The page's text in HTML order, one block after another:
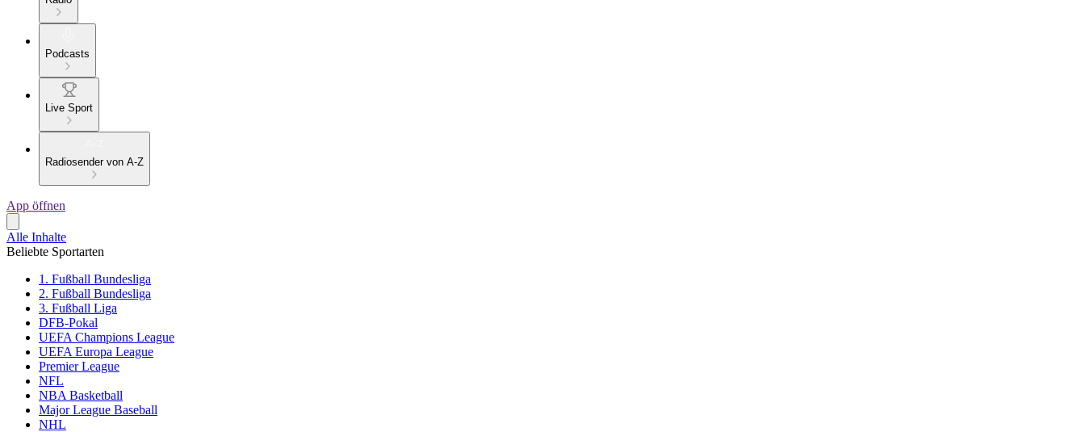
Podcasts
Live Sport
Radiosender von A-Z
App öffnen
Alle Inhalte
Beliebte Sportarten
1. Fußball Bundesliga
2. Fußball Bundesliga
3. Fußball Liga
DFB-Pokal
UEFA Champions League
UEFA Europa League
Premier League
NFL
NBA Basketball
Major League Baseball
NHL